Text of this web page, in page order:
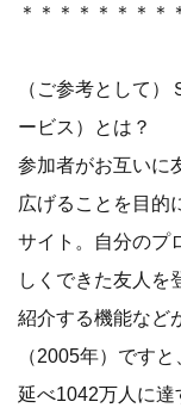
＊＊＊＊＊＊＊＊
（ご参考として
ービス）とは？
参加者がお互いに
広げることを目的
サイト。自分のプ
しくできた友人を
紹介する機能など
（2005年）です
延べ1042万人に達